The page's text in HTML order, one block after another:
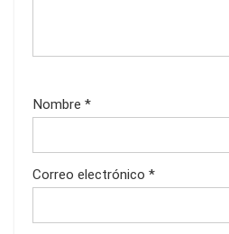
Nombre *
Correo electrónico *